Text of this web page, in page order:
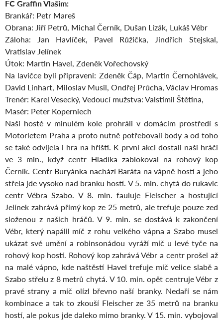
FC Graffin Vlašim:
Brankář: Petr Mareš
Obrana: Jiří Petrů, Michal Černík, Dušan Lízák, Lukáš Vébr
Záloha: Jan Havlíček, Pavel Růžička, Jindřich Stejskal,
Vratislav Jelínek
Útok: Martin Havel, Zdeněk Vořechovský
Na lavičce byli připraveni: Zdeněk Čáp, Martin Černohlávek,
David Linhart, Miloslav Musil, Ondřej Průcha, Václav Hromas
Trenér: Karel Vesecký, Vedoucí mužstva: Valstimil Štětina,
Masér: Peter Koperniech
Naši hosté v minulém kole prohráli v domácím prostředí s
Motorletem Praha a proto nutně potřebovali body a od toho
se také odvíjela i hra na hřišti. K první akci dostali naši hráči
ve 3 min., když centr Hladíka zablokoval na rohový kop
Černík. Centr Buryánka nachází Baráta na vápně hostí a jeho
střela jde vysoko nad branku hostí. V 5. min. chytá do rukavic
centr Vébra Szabo. V 8. min. fauluje Fleischer a hostující
Jelínek zahrává přímý kop ze 25 metrů, ale trefuje pouze zeď
složenou z našich hráčů. V 9. min. se dostává k zakončení
Vébr, který napálil míč z rohu velkého vápna a Szabo musel
ukázat své umění a robinsonádou vyráží míč u levé tyče na
rohový kop hostí. Rohový kop zahrává Vébr a centr prošel až
na malé vápno, kde naštěstí Havel trefuje míč velice slabě a
Szabo střelu z 8 metrů chytá. V 10. min. opět centruje Vébr z
pravé strany a míč olízl břevno naší branky. Nedaří se nám
kombinace a tak to zkouší Fleischer ze 35 metrů na branku
hostí, ale pokus jde daleko mimo branky. V 15. min. vybojoval